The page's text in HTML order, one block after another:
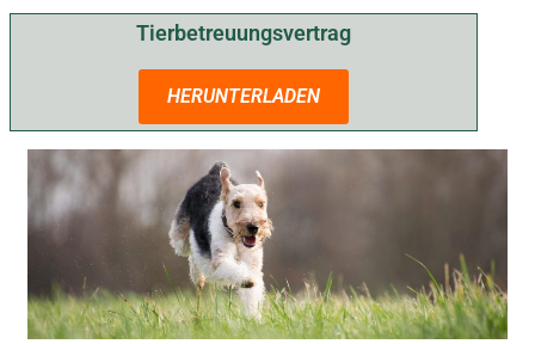
Tierbetreuungsvertrag
HERUNTERLADEN